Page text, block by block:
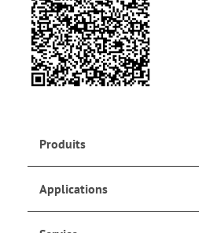
Produits
Applications